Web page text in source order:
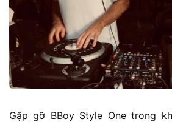
Gặp gỡ BBoy Style One trong